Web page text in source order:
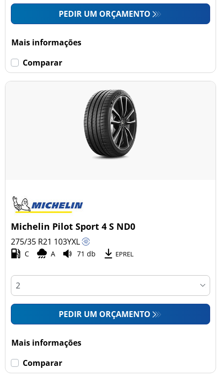
PEDIR UM ORÇAMENTO
Mais informações
Comparar
Michelin Pilot Sport 4 S ND0
275/35 R21 103YXL
C A 71 db EPREL
PEDIR UM ORÇAMENTO
Mais informações
Comparar